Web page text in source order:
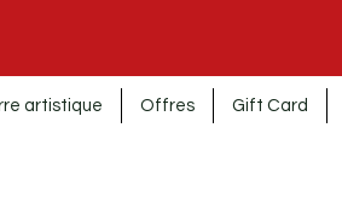
artistique Offres Gift Card